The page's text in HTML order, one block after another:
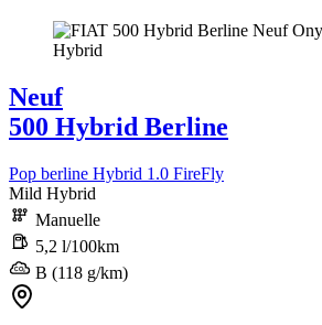
Neuf
500 Hybrid Berline
Pop berline Hybrid 1.0 FireFly
Mild Hybrid
Manuelle
5,2 l/100km
B (118 g/km)